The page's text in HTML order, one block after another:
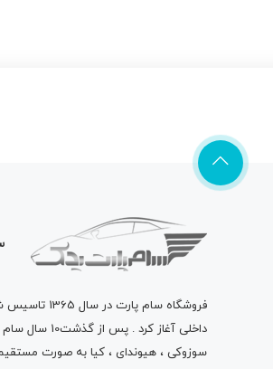
فروشگاه سام پارت
در سال
داخلی آغاز
سوزوکی ، هیوندای ، کیا به صورت